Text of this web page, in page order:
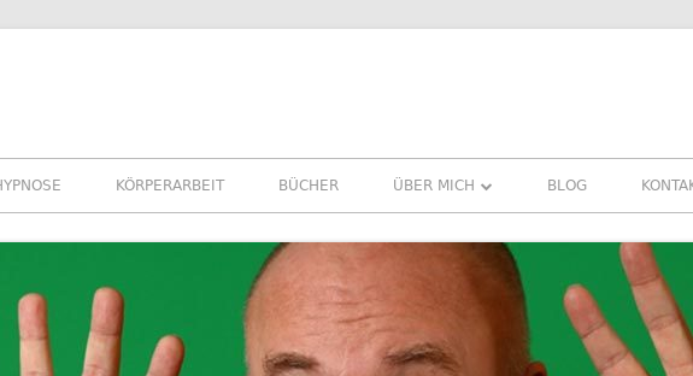
KÖRPERARBEIT BÜCHER ÜBER MICH
REFERENZEN ERFAHRUNGEN UND
NEWSLETTER
BLOG
FAQ